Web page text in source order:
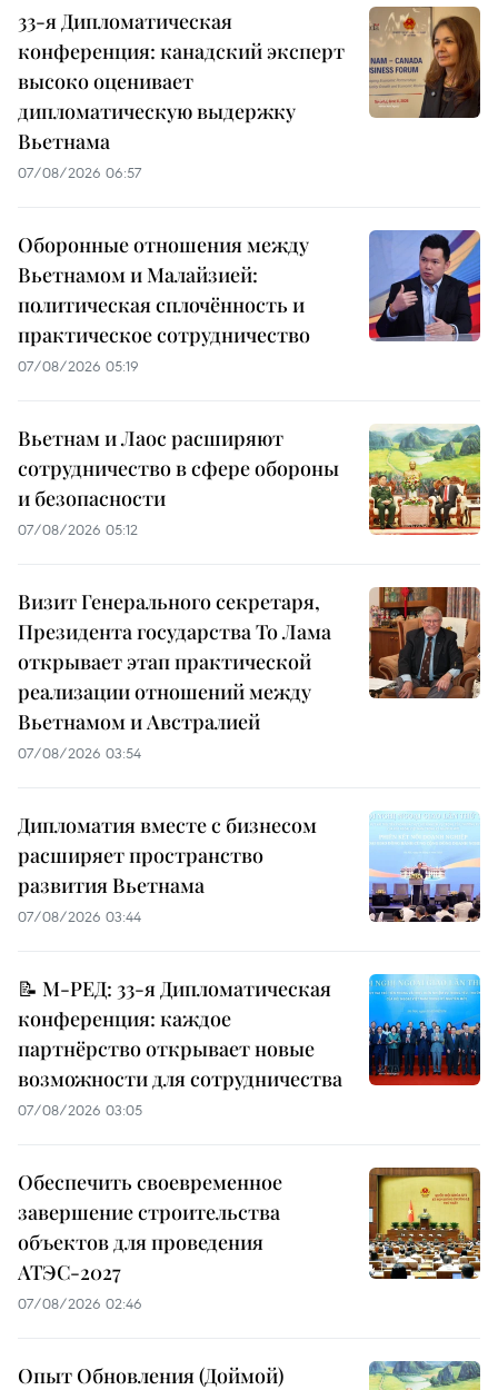
33-я Дипломатическая
конференция: канадский эксперт
высоко оценивает
дипломатическую выдержку
Вьетнама
07/08/2026 06:57
Оборонные отношения между
Вьетнамом и Малайзией:
политическая сплочённость и
практическое сотрудничество
07/08/2026 05:19
Вьетнам и Лаос расширяют
сотрудничество в сфере обороны
и безопасности
07/08/2026 05:12
Визит Генерального секретаря,
Президента государства То Лама
открывает этап практической
реализации отношений между
Вьетнамом и Австралией
07/08/2026 03:54
Дипломатия вместе с бизнесом
расширяет пространство
развития Вьетнама
07/08/2026 03:44
📝 М-РЕД: 33-я Дипломатическая
конференция: каждое
партнёрство открывает новые
возможности для сотрудничества
07/08/2026 03:05
Обеспечить своевременное
завершение строительства
объектов для проведения
АТЭС-2027
07/08/2026 02:46
Опыт Обновления (Доймой)